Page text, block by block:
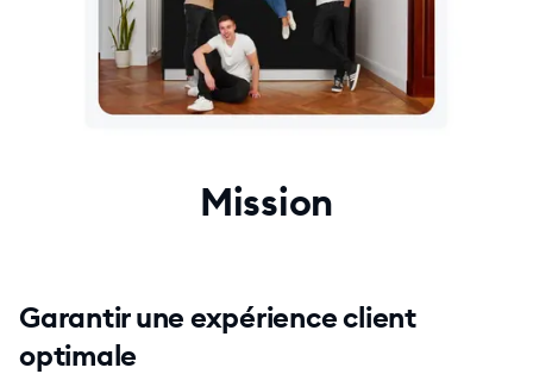
Mission
Garantir une expérience client
optimale